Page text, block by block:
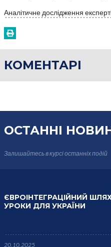
Аналітичне дослідження
КОМЕНТАРІ
ОСТАННІ
Залишайтесь в курсіостанніх подій
ЄВРОІНТЕГРАЦІЙНИЙ
УРОКИ ДЛЯ УКРАЇНИ
20.10.2025